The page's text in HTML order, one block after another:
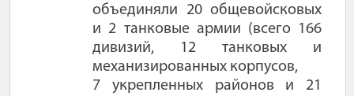
объединяли 20 общевойсковых
и 2 танковые армии (всего 166
дивизий, 12 танковых и
механизированных корпусов,
7 укрепленных районов и 21